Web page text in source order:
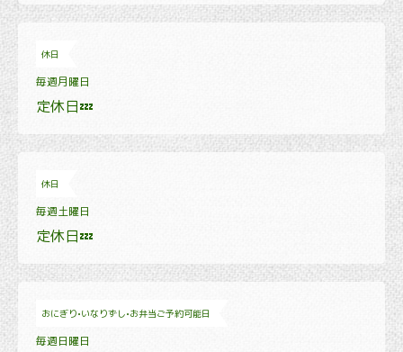
休日
毎週月曜日
定休日💤
休日
毎週土曜日
定休日💤
おにぎり•いなりずし•お弁当ご予約可能日
毎週日曜日